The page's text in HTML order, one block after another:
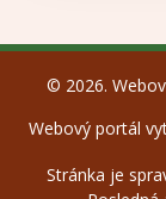
© 2026.
Webový portál
Stránka je